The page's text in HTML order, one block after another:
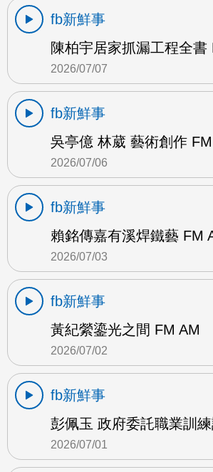
fb新鮮事
陳柏宇居家抓漏工程全書
2026/07/07
fb新鮮事
吳亭億 林葳 藝術創作
2026/07/06
fb新鮮事
賴銘傳嘉有溪焊鐵藝 FM
2026/07/03
fb新鮮事
黃紀縈鎏光之間 FM AM
2026/07/02
fb新鮮事
彭佩玉 政府委託職業訓
2026/07/01